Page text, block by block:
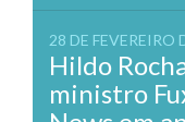
28 DE FEVEREIRO
Hildo
ministro